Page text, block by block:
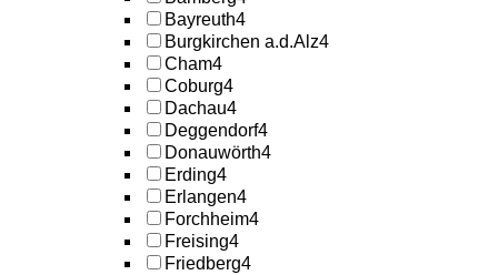
Bayreuth4
Burgkirchen a.d.Alz4
Cham4
Coburg4
Dachau4
Deggendorf4
Donauwörth4
Erding4
Erlangen4
Forchheim4
Freising4
Friedberg4